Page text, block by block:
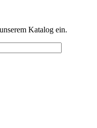
Katalog ein.